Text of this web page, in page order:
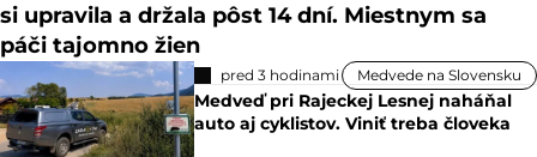
si upravila a držala pôst 14 dní. Miestnym sa
páči tajomno žien
pred 3 hodinami Medvede na Slovensku
Medveď pri Rajeckej Lesnej naháňal
auto aj cyklistov. Viniť treba človeka